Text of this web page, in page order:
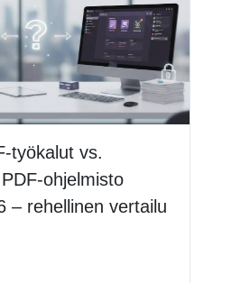
työkalut vs.
ohjelmisto
– rehellinen vertailu